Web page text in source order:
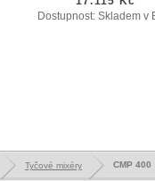
Dostupnost: Skladem v
Tyčové mixéry CMP 400